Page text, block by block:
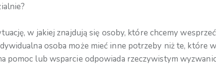
w jakiej znajdują się osoby, które chcemy
osoba może mieć inne potrzeby niż te, które
pomoc lub wsparcie odpowiada rzeczywistym